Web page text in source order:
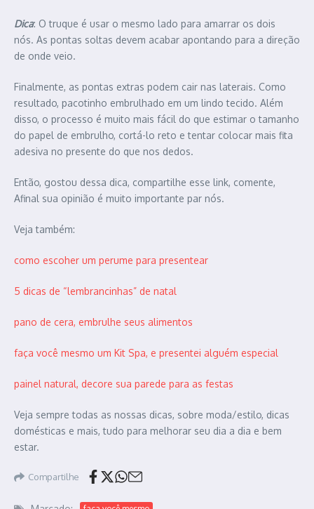
Dica: O truque é usar o mesmo lado para amarrar os dois
nós. As pontas soltas devem acabar apontando para a direção
de onde veio.
Finalmente, as pontas extras podem cair nas laterais. Como
resultado, pacotinho embrulhado em um lindo tecido. Além
disso, o processo é muito mais fácil do que estimar o tamanho
do papel de embrulho, cortá-lo reto e tentar colocar mais fita
adesiva no presente do que nos dedos.
Então, gostou dessa dica, compartilhe esse link, comente,
Afinal sua opinião é muito importante par nós.
Veja também:
como escoher um perume para presentear
5 dicas de “lembrancinhas” de natal
pano de cera, embrulhe seus alimentos
faça você mesmo um Kit Spa, e presentei alguém especial
painel natural, decore sua parede para as festas
Veja sempre todas as nossas dicas, sobre moda/estilo, dicas
domésticas e mais, tudo para melhorar seu dia a dia e bem
estar.
Compartilhe